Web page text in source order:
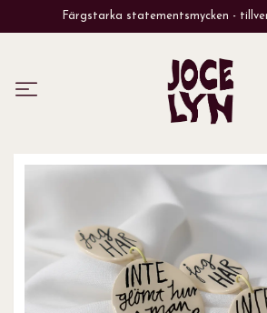
Färgstarka statementsmycken -